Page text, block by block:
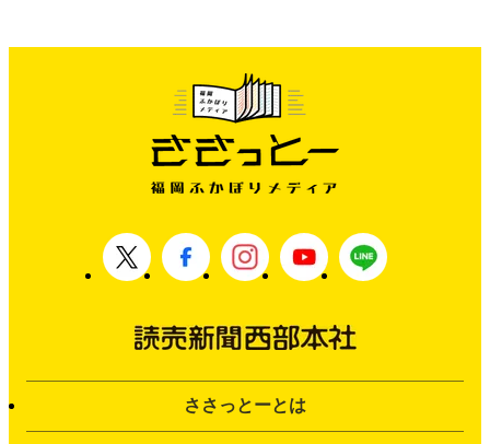
ささっとーとは